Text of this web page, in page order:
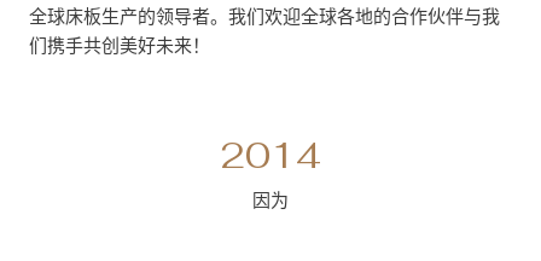
全球床板生产的领导者。我们欢迎全球各地的合作伙伴与我
们携手共创美好未来！
2014
因为